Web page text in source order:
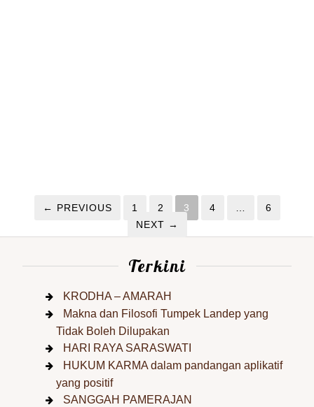
← PREVIOUS 1 2 3 4 …
6
NEXT →
Terkini
KRODHA – AMARAH
Makna dan Filosofi Tumpek Landep yang
Tidak Boleh Dilupakan
HARI RAYA SARASWATI
HUKUM KARMA dalam pandangan aplikatif
yang positif
SANGGAH PAMERAJAN